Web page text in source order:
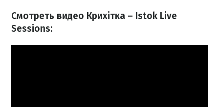
Смотреть видео Крихітка – Istok Live
Sessions: